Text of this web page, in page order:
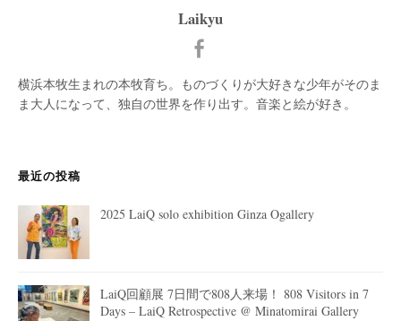
Laikyu
横浜本牧生まれの本牧育ち。ものづくりが大好きな少年がそのま
ま大人になって、独自の世界を作り出す。音楽と絵が好き。
最近の投稿
2025 LaiQ solo exhibition Ginza Ogallery
LaiQ回顧展 7日間で808人来場！ 808 Visitors in 7
Days – LaiQ Retrospective @ Minatomirai Gallery